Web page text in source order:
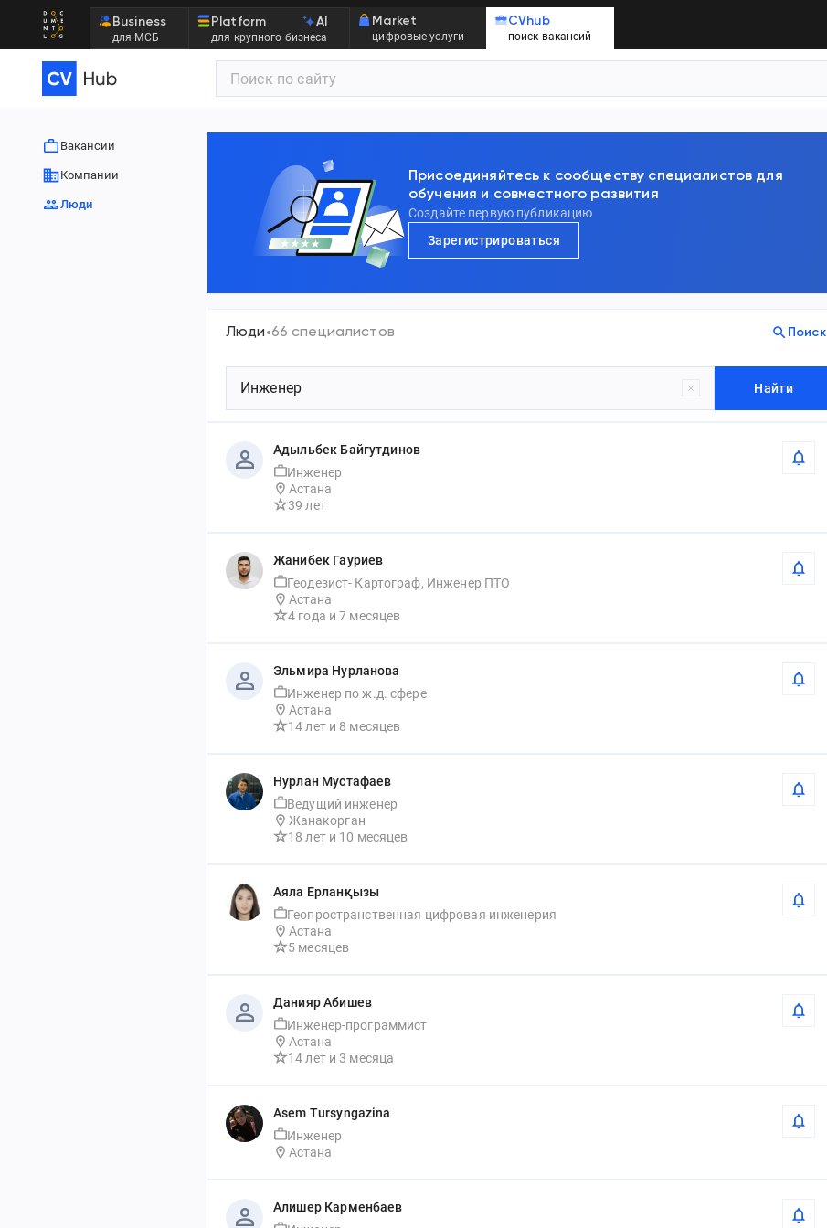
Business
для МСБ
Platform
AI
для крупного бизнеса
Market
цифровые услуги
CVhub
поиск вакансий
Вакансии
Компании
Люди
Присоединяйтесь к сообществу специалистов для
обучения и совместного развития
Создайте первую публикацию
Зарегистрироваться
Люди 66 специалистов Поиск
Найти
Адыльбек Байгутдинов
Астана
39 лет
Жанибек Гауриев
Геодезист- Картограф, Инженер ПТО
Астана
4 года и 7 месяцев
Эльмира Нурланова
Инженер по ж.д. сфере
Астана
14 лет и 8 месяцев
Нурлан Мустафаев
Ведущий инженер
Жанакорган
18 лет и 10 месяцев
Аяла Ерланқызы
Астана
5 месяцев
Данияр Абишев
Инженер-программист
Астана
14 лет и 3 месяца
Asem Tursyngazina
Инженер
Астана
Алишер Карменбаев